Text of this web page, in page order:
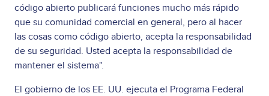
código abierto publicará funciones mucho más rápido
que su comunidad comercial en general, pero al hacer
las cosas como código abierto, acepta la responsabilidad
de su seguridad. Usted acepta la responsabilidad de
mantener el sistema".
El gobierno de los EE. UU. ejecuta el Programa Federal